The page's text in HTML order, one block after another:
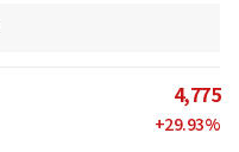
4,775
+29.93%